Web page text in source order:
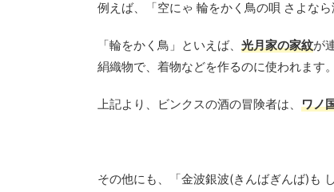
例えば、「空にゃ 輪をかく鳥の唄 さよなら
「輪をかく鳥」といえば、 光月家の家紋が
絹織物で、着物などを作るのに使われます。
上記より、ビンクスの酒の冒険者は、 ワノ
その他にも、「金波銀波(きんばぎんば)も